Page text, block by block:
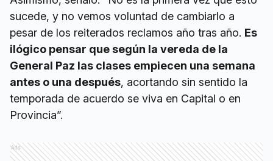
sucede, y no vemos voluntad de cambiarlo a
pesar de los reiterados reclamos año tras año. Es
ilógico pensar que según la vereda de la
General Paz las clases empiecen una semana
antes o una después, acortando sin sentido la
temporada de acuerdo se viva en Capital o en
Provincia”.
Ads